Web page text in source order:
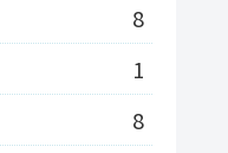
8
1
8